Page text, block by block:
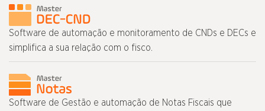
Software de automação e monitoramento de CNDs e DECs e
simplifica a sua relação com o fisco.
Software de Gestão e automação de Notas Fiscais que